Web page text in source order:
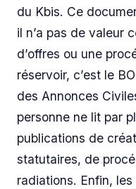
du Kbis. Ce
il n’a pas de valeur
d’offres ou une
réservoir, c’est le
des Annonces
personne ne lit par
publications de
statutaires, de
radiations. Enfin,